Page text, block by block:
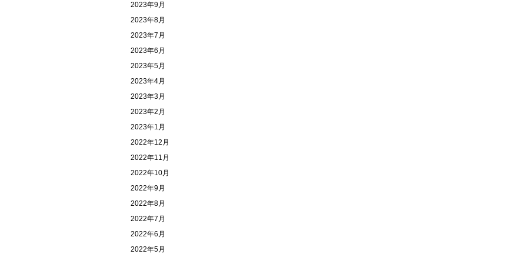
2023年9月
2023年8月
2023年7月
2023年6月
2023年5月
2023年4月
2023年3月
2023年2月
2023年1月
2022年12月
2022年11月
2022年10月
2022年9月
2022年8月
2022年7月
2022年6月
2022年5月